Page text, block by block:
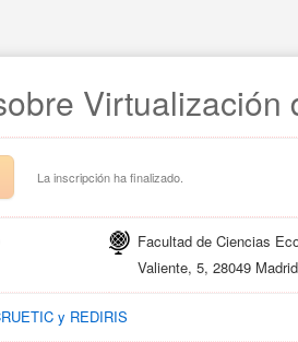
Virtualización
La inscripción ha finalizado.
Facultad de Ciencias
Valiente, 5, 28049
y REDIRIS